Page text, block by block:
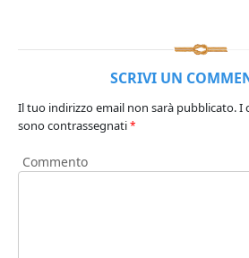
SCRIVI UN
Il tuo indirizzo email non sarà pubblicato.I
sono contrassegnati*
Commento